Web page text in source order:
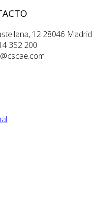
12 28046 Madrid
352 200